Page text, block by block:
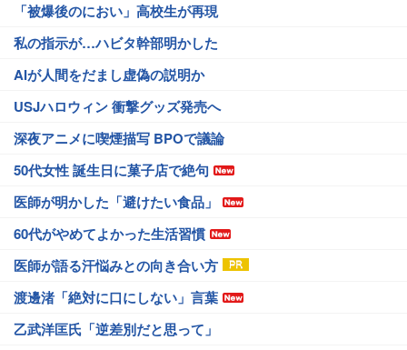
「被爆後のにおい」高校生が再現
私の指示が…ハビタ幹部明かした
AIが人間をだまし虚偽の説明か
USJハロウィン 衝撃グッズ発売へ
深夜アニメに喫煙描写 BPOで議論
50代女性 誕生日に菓子店で絶句
医師が明かした「避けたい食品」
60代がやめてよかった生活習慣
医師が語る汗悩みとの向き合い方
渡邊渚「絶対に口にしない」言葉
乙武洋匡氏「逆差別だと思って」